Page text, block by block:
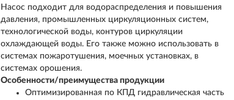
Насос подходит для водораспределения и повышения
давления, промышленных циркуляционных систем,
технологической воды, контуров циркуляции
охлаждающей воды. Его также можно использовать в
системах пожаротушения, моечных установках, в
системах орошения.
Особенности/преимущества продукции
Оптимизированная по КПД гидравлическая часть